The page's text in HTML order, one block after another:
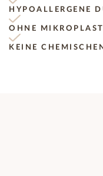
HYPOALLERGENE
OHNE
KEINE